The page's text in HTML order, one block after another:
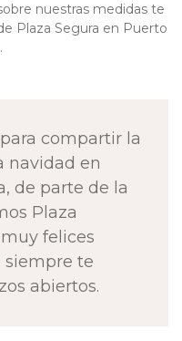
nuestras medidas te
Plaza Segura en Puerto
.
compartir la
navidad en
de parte de la
Plaza
muy felices
siempre te
abiertos.